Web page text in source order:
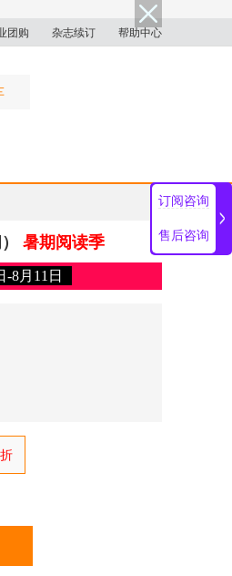
团购 杂志续订 帮助中心
暑期阅读季
8月11日
订阅咨询
售后咨询